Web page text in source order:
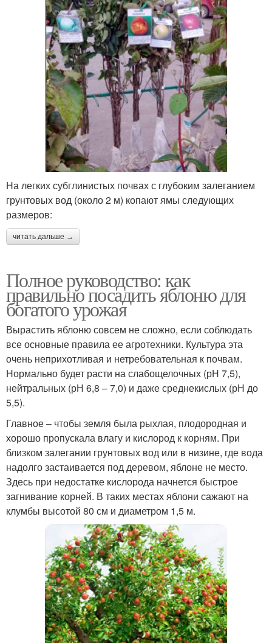
На легких субглинистых почвах с глубоким залеганием
грунтовых вод (около 2 м) копают ямы следующих
размеров:
читать дальше →
Полное руководство: как
правильно посадить яблоню для
богатого урожая
Вырастить яблоню совсем не сложно, если соблюдать
все основные правила ее агротехники. Культура эта
очень неприхотливая и нетребовательная к почвам.
Нормально будет расти на слабощелочных (рН 7,5),
нейтральных (рН 6,8 – 7,0) и даже среднекислых (рН до
5,5).
Главное – чтобы земля была рыхлая, плодородная и
хорошо пропускала влагу и кислород к корням. При
близком залегании грунтовых вод или в низине, где вода
надолго застаивается под деревом, яблоне не место.
Здесь при недостатке кислорода начнется быстрое
загнивание корней. В таких местах яблони сажают на
клумбы высотой 80 см и диаметром 1,5 м.